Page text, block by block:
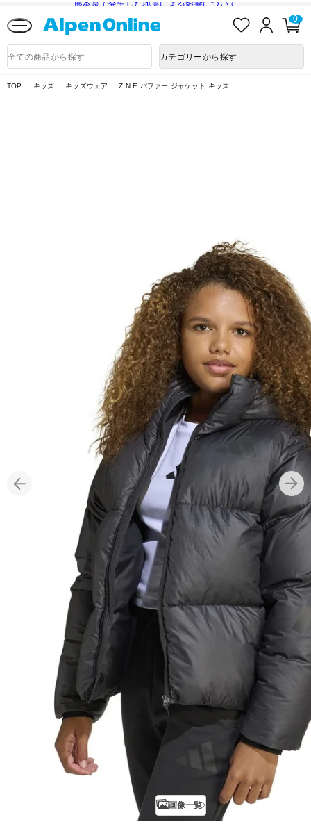
熊本県で発生した地震による影響について
入
ロ
ン
0
品
検
カテゴリーから探す
TOP キッズ キッズウェア Z.N.E.パファー ジャケット キッズ
画像一覧